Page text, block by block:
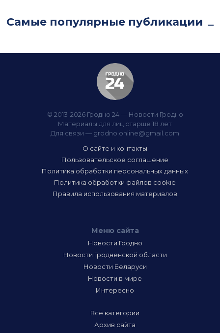
Самые популярные публикации
© 2013-2026 Гродно 24 — Новости Гродно
Материалы для лиц старше 18 лет
Для связи — grodno.online@gmail.com
О сайте и контакты
Пользовательское соглашение
Политика обработки персональных данных
Политика обработки файлов cookie
Правила использования материалов
Меню сайта
Новости Гродно
Новости Гродненской области
Новости Беларуси
Новости в мире
Интересно
Все категории
Архив сайта